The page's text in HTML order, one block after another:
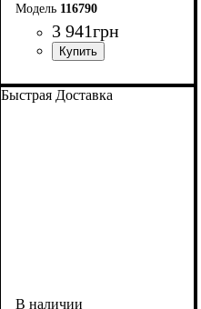
116790
3 941грн
Быстрая Доставка